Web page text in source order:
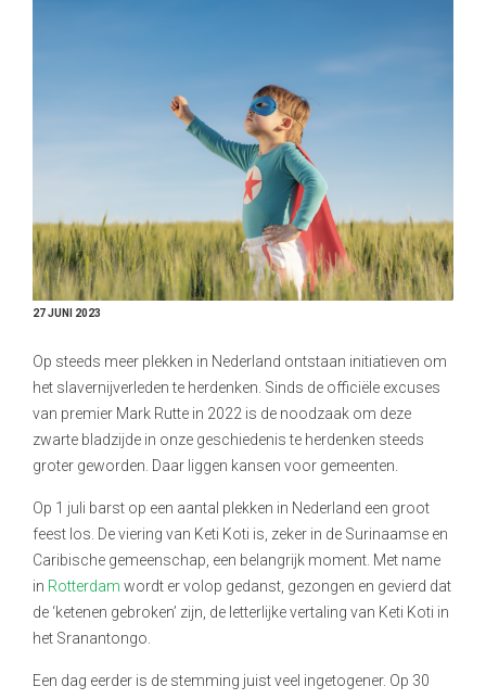
27 JUNI 2023
Op steeds meer plekken in Nederland ontstaan initiatieven om
het slavernijverleden te herdenken. Sinds de officiële excuses
van premier Mark Rutte in 2022 is de noodzaak om deze
zwarte bladzijde in onze geschiedenis te herdenken steeds
groter geworden. Daar liggen kansen voor gemeenten.
Op 1 juli barst op een aantal plekken in Nederland een groot
feest los. De viering van Keti Koti is, zeker in de Surinaamse en
Caribische gemeenschap, een belangrijk moment. Met name
in Rotterdam wordt er volop gedanst, gezongen en gevierd dat
de ‘ketenen gebroken’ zijn, de letterlijke vertaling van Keti Koti in
het Sranantongo.
Een dag eerder is de stemming juist veel ingetogener. Op 30